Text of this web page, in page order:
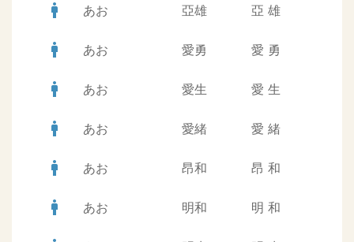
man あお 亞雄 亞 雄
man あお 愛勇 愛 勇
man あお 愛生 愛 生
man あお 愛緒 愛 緒
man あお 昂和 昂 和
man あお 明和 明 和